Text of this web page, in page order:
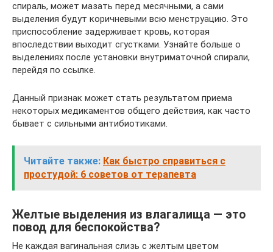
спираль, может мазать перед месячными, а сами
выделения будут коричневыми всю менструацию. Это
приспособление задерживает кровь, которая
впоследствии выходит сгустками. Узнайте больше о
выделениях после установки внутриматочной спирали,
перейдя по ссылке.
Данный признак может стать результатом приема
некоторых медикаментов общего действия, как часто
бывает с сильными антибиотиками.
Читайте также: Как быстро справиться с
простудой: 6 советов от терапевта
Желтые выделения из влагалища — это
повод для беспокойства?
Не каждая вагинальная слизь с желтым цветом